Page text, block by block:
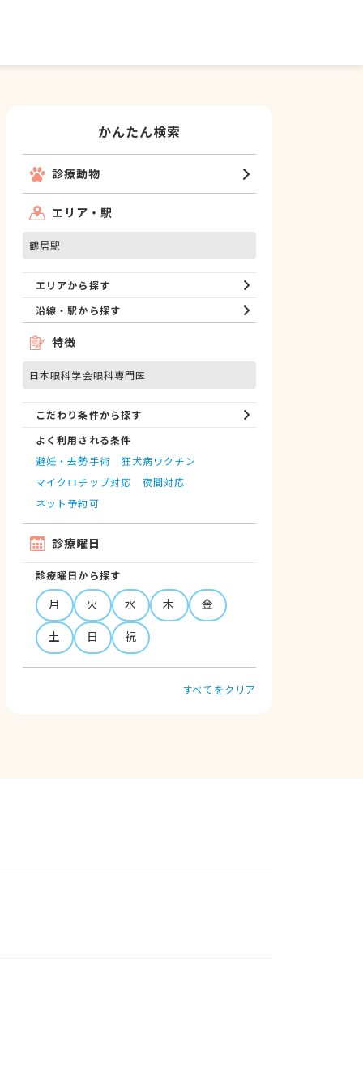
かんたん検索
診療動物
エリア・駅
鶴居駅
エリアから探す
沿線・駅から探す
特徴
日本眼科学会眼科専門医
こだわり条件から探す
よく利用される条件
避妊・去勢手術
狂犬病ワクチン
マイクロチップ対応
夜間対応
ネット予約可
診療曜日
診療曜日から探す
月 火 水 木
金
土
日 祝
すべてをクリア